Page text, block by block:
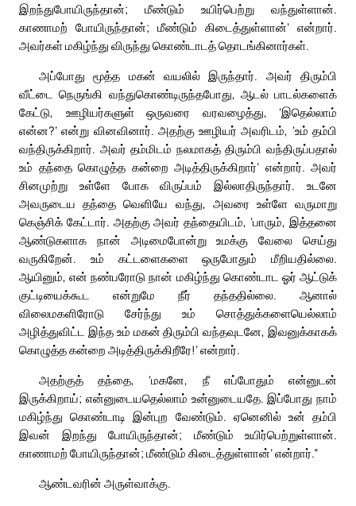
இறந்துபோயிருந்தான்; மீண்டும் உயிர்பெற்று வந்துள்ளான்.
காணாமற் போயிருந்தான்; மீண்டும் கிடைத்துள்ளான்’ என்றார்.
அவர்கள் மகிழ்ந்து விருந்து கொண்டாடத் தொடங்கினார்கள்.
அப்போது மூத்த மகன் வயலில் இருந்தார். அவர் திரும்பி
வீட்டை நெருங்கி வந்துகொண்டிருந்தபோது, ஆடல் பாடல்களைக்
கேட்டு, ஊழியர்களுள் ஒருவரை வரவழைத்து, ‘இதெல்லாம்
என்ன?’ என்று வினவினார். அதற்கு ஊழியர் அவரிடம், ‘உம் தம்பி
வந்திருக்கிறார். அவர் தம்மிடம் நலமாகத் திரும்பி வந்திருப்பதால்
உம் தந்தை கொழுத்த கன்றை அடித்திருக்கிறார்’ என்றார். அவர்
சினமுற்று உள்ளே போக விருப்பம் இல்லாதிருந்தார். உடனே
அவருடைய தந்தை வெளியே வந்து, அவரை உள்ளே வருமாறு
கெஞ்சிக் கேட்டார். அதற்கு அவர் தந்தையிடம், ‘பாரும், இத்தனை
ஆண்டுகளாக நான் அடிமைபோன்று உமக்கு வேலை செய்து
வருகிறேன். உம் கட்டளைகளை ஒருபோதும் மீறியதில்லை.
ஆயினும், என் நண்பரோடு நான் மகிழ்ந்து கொண்டாட ஓர் ஆட்டுக்
குட்டியைக்கூட என்றுமே நீர் தந்ததில்லை. ஆனால்
விலைமகளிரோடு சேர்ந்து உம் சொத்துக்களையெல்லாம்
அழித்துவிட்ட இந்த உம் மகன் திரும்பி வந்தவுடனே, இவனுக்காகக்
கொழுத்த கன்றை அடித்திருக்கிறீரே!’ என்றார்.
அதற்குத் தந்தை, ‘மகனே, நீ எப்போதும் என்னுடன்
இருக்கிறாய்; என்னுடையதெல்லாம் உன்னுடையதே. இப்போது நாம்
மகிழ்ந்து கொண்டாடி இன்புற வேண்டும். ஏனெனில் உன் தம்பி
இவன் இறந்து போயிருந்தான்; மீண்டும் உயிர்பெற்றுள்ளான்.
காணாமற் போயிருந்தான்; மீண்டும் கிடைத்துள்ளான்’ என்றார்.”
ஆண்டவரின் அருள்வாக்கு.